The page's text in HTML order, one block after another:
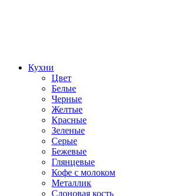
Кухни
Цвет
Белые
Черные
Желтые
Красные
Зеленые
Серые
Бежевые
Глянцевые
Кофе с молоком
Металлик
Слоновая кость